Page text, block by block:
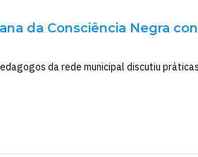
da Consciência Negra
da rede municipal discutiu